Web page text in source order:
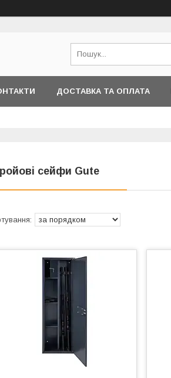
ДОСТАВКА ТА ОПЛАТА
сейфи Gute